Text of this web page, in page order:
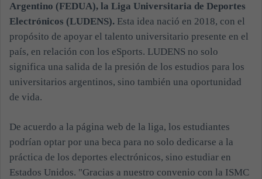
Argentino (FEDUA), la Liga Universitaria de Deportes
Electrónicos (LUDENS). Esta idea nació en 2018, con el
propósito de apoyar el talento universitario presente en el
país, en relación con los eSports. LUDENS no solo
significa una salida de la presión de los estudios para los
universitarios argentinos, sino también una oportunidad
de vida.
De acuerdo a la página web de la liga, los estudiantes
podrían optar por una beca para no solo dedicarse a la
práctica de los deportes electrónicos, sino estudiar en
Estados Unidos. "Gracias a nuestro convenio con la ISMC